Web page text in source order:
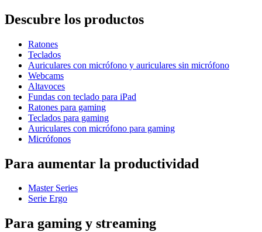
Descubre los productos
Ratones
Teclados
Auriculares con micrófono y auriculares sin micrófono
Webcams
Altavoces
Fundas con teclado para iPad
Ratones para gaming
Teclados para gaming
Auriculares con micrófono para gaming
Micrófonos
Para aumentar la productividad
Master Series
Serie Ergo
Para gaming y streaming